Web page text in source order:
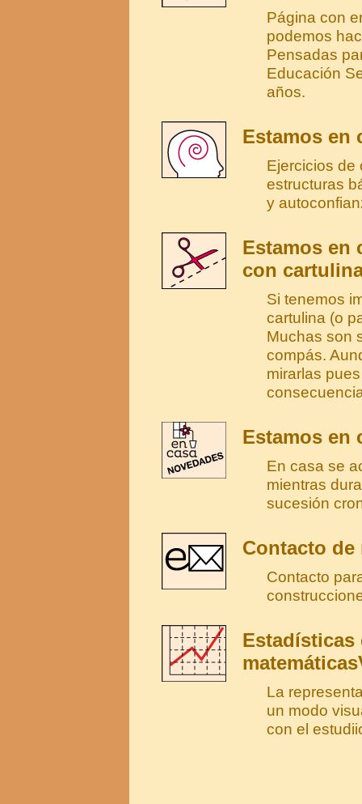
Página con
podemos
Pensadas
Educación
años.
Estamos en
Ejercicios de
estructuras
y
Estamos en
con
Si tenemos
cartulina (o
Muchas son
compás.
mirarlas
Estamos en
En casa se
mientras
sucesión
Contacto de
Contacto
Estadísticas
La
un modo
con el